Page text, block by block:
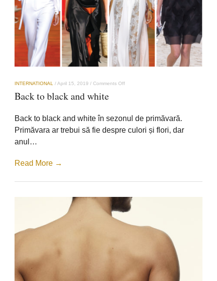
INTERNATIONAL /April 15, 2019 / Comments Offon
white
Back to black and white
Back to black and white în sezonul de primăvară.
Primăvara ar trebui să fie despre culori și flori, dar
anul…
Read More →